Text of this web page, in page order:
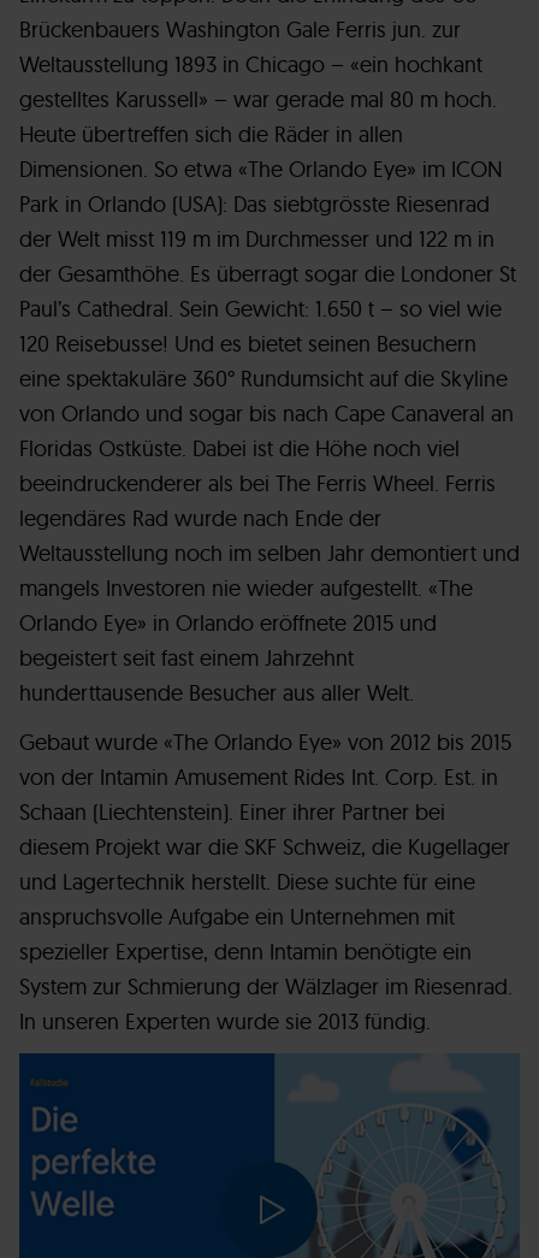
Brückenbauers Washington Gale Ferris jun. zur
Weltausstellung 1893 in Chicago – «ein hochkant
gestelltes Karussell» – war gerade mal 80 m hoch.
Heute übertreffen sich die Räder in allen
Dimensionen. So etwa «The Orlando Eye» im ICON
Park in Orlando (USA): Das siebtgrösste Riesenrad
der Welt misst 119 m im Durchmesser und 122 m in
der Gesamthöhe. Es überragt sogar die Londoner St
Paul’s Cathedral. Sein Gewicht: 1.650 t – so viel wie
120 Reisebusse! Und es bietet seinen Besuchern
eine spektakuläre 360° Rundumsicht auf die Skyline
von Orlando und sogar bis nach Cape Canaveral an
Floridas Ostküste. Dabei ist die Höhe noch viel
beeindruckenderer als bei The Ferris Wheel. Ferris
legendäres Rad wurde nach Ende der
Weltausstellung noch im selben Jahr demontiert und
mangels Investoren nie wieder aufgestellt. «The
Orlando Eye» in Orlando eröffnete 2015 und
begeistert seit fast einem Jahrzehnt
hunderttausende Besucher aus aller Welt.
Gebaut wurde «The Orlando Eye» von 2012 bis 2015
von der Intamin Amusement Rides Int. Corp. Est. in
Schaan (Liechtenstein). Einer ihrer Partner bei
diesem Projekt war die SKF Schweiz, die Kugellager
und Lagertechnik herstellt. Diese suchte für eine
anspruchsvolle Aufgabe ein Unternehmen mit
spezieller Expertise, denn Intamin benötigte ein
System zur Schmierung der Wälzlager im Riesenrad.
In unseren Experten wurde sie 2013 fündig.